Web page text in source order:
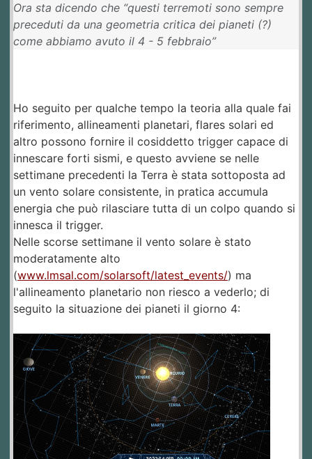
Ora sta dicendo che “questi terremoti sono sempre
preceduti da una geometria critica dei pianeti (?)
come abbiamo avuto il 4 - 5 febbraio”
Ho seguito per qualche tempo la teoria alla quale fai
riferimento, allineamenti planetari, flares solari ed
altro possono fornire il cosiddetto trigger capace di
innescare forti sismi, e questo avviene se nelle
settimane precedenti la Terra è stata sottoposta ad
un vento solare consistente, in pratica accumula
energia che può rilasciare tutta di un colpo quando si
innesca il trigger.
Nelle scorse settimane il vento solare è stato
moderatamente alto
(www.lmsal.com/solarsoft/latest_events/) ma
l'allineamento planetario non riesco a vederlo; di
seguito la situazione dei pianeti il giorno 4: